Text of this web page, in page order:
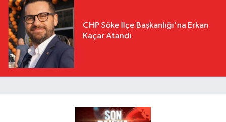
CHP Söke İlçe Başkanlığı'na Erkan
Kaçar Atandı